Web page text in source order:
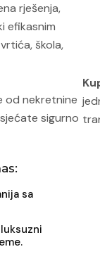
rješenja,
efikasnim
škola,
od nekretnine
sigurno
sa